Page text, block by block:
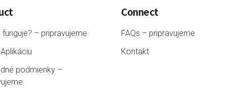
– pripravujeme
podmienky –
Connect
FAQs – pripravujeme
Kontakt